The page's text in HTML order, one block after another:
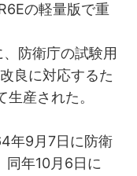
の軽量版で重
防衛庁の試験用
良に対応するた
産された。
年9月7日に防衛
同年10月6日に